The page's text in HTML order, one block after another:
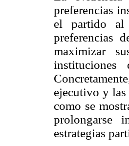
preferencias
el partido al
preferencias
maximizar
ejecutivo y las
como se
prolongarse
estrategias